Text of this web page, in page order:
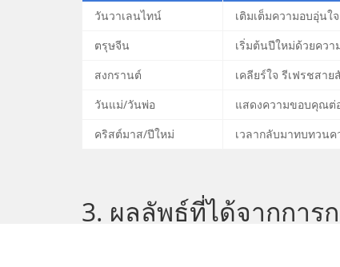
วันวาเลนไทน์
เติมเต็มความอบอุ่นใ
ตรุษจีน
เริ่มต้นปีใหม่ด้วยคว
สงกรานต์
เคลียร์ใจ รีเฟรชสา
วันแม่/วันพ่อ
แสดงความขอบคุณต่
คริสต์มาส/ปีใหม่
เวลากลับมาทบทวน
3. ผลลัพธ์ที่ได้จากการ